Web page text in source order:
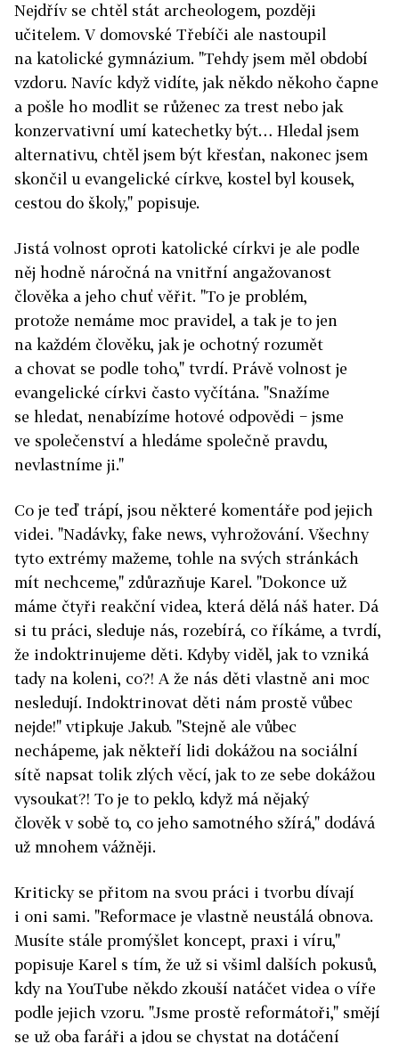
Nejdřív se chtěl stát archeologem, později
učitelem. V domovské Třebíči ale nastoupil
na katolické gymnázium. "Tehdy jsem měl období
vzdoru. Navíc když vidíte, jak někdo někoho čapne
a pošle ho modlit se růženec za trest nebo jak
konzervativní umí katechetky být… Hledal jsem
alternativu, chtěl jsem být křesťan, nakonec jsem
skončil u evangelické církve, kostel byl kousek,
cestou do školy," popisuje.
Jistá volnost oproti katolické církvi je ale podle
něj hodně náročná na vnitřní angažovanost
člověka a jeho chuť věřit. "To je problém,
protože nemáme moc pravidel, a tak je to jen
na každém člověku, jak je ochotný rozumět
a chovat se podle toho," tvrdí. Právě volnost je
evangelické církvi často vyčítána. "Snažíme
se hledat, nenabízíme hotové odpovědi − jsme
ve společenství a hledáme společně pravdu,
nevlastníme ji."
Co je teď trápí, jsou některé komentáře pod jejich
videi. "Nadávky, fake news, vyhrožování. Všechny
tyto extrémy mažeme, tohle na svých stránkách
mít nechceme," zdůrazňuje Karel. "Dokonce už
máme čtyři reakční videa, která dělá náš hater. Dá
si tu práci, sleduje nás, rozebírá, co říkáme, a tvrdí,
že indoktrinujeme děti. Kdyby viděl, jak to vzniká
tady na koleni, co?! A že nás děti vlastně ani moc
nesledují. Indoktrinovat děti nám prostě vůbec
nejde!" vtipkuje Jakub. "Stejně ale vůbec
nechápeme, jak někteří lidi dokážou na sociální
sítě napsat tolik zlých věcí, jak to ze sebe dokážou
vysoukat?! To je to peklo, když má nějaký
člověk v sobě to, co jeho samotného sžírá," dodává
už mnohem vážněji.
Kriticky se přitom na svou práci i tvorbu dívají
i oni sami. "Reformace je vlastně neustálá obnova.
Musíte stále promýšlet koncept, praxi i víru,"
popisuje Karel s tím, že už si všiml dalších pokusů,
kdy na YouTube někdo zkouší natáčet videa o víře
podle jejich vzoru. "Jsme prostě reformátoři," smějí
se už oba faráři a jdou se chystat na dotáčení